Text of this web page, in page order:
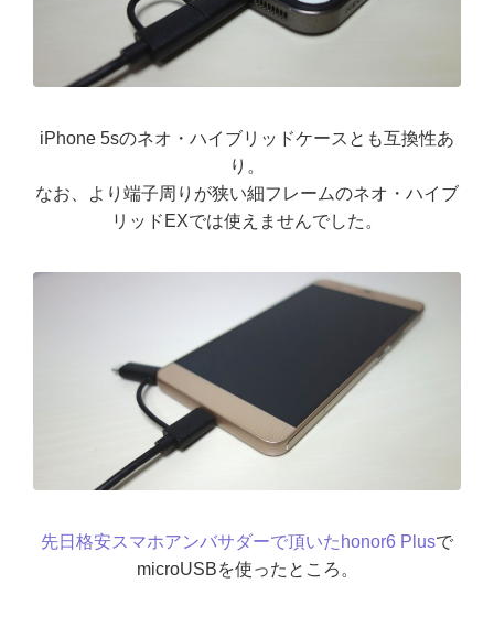
iPhone 5sのネオ・ハイブリッドケースとも互換性あ
り。
なお、より端子周りが狭い細フレームのネオ・ハイブ
リッドEXでは使えませんでした。
先日格安スマホアンバサダーで頂いたhonor6 Plusで
microUSBを使ったところ。